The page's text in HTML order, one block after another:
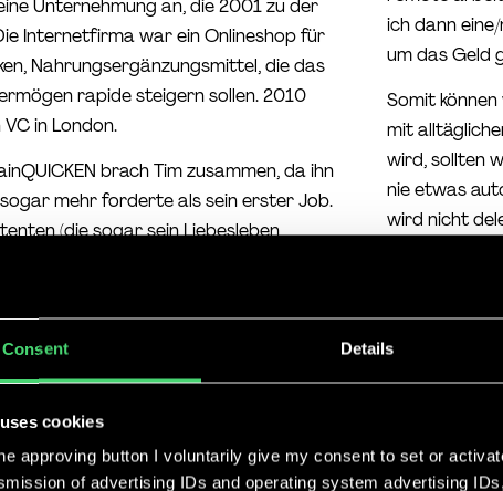
Consent Details
cookies
approving button I voluntarily give my consent to set or
of advertising IDs and operating system advertising
Unternehmung an, die 2001 zu der
Internetfirma war ein Onlineshop für
Nahrungsergänzungsmittel, die das
rapide steigern sollen. 2010
in London.
brach Tim zusammen, da ihn
mehr forderte als sein erster Job.
(die sogar sein Liebesleben
zur Bewältigung seiner E-Mails. Er
seine Wurzeln in Skandinavien
die Liebe zum Tango. 2006 stellte
Monti in der Morgenshow
Tango-Drehungen in einer Minute
Tim mit dem Verlag Crown,
ich dann
um das Geld
Somit
mit
wird, sollten
nie etwas
wird nicht
#1 Jede
definiert
#2 Habe
unserem
Freunde
auch wenn